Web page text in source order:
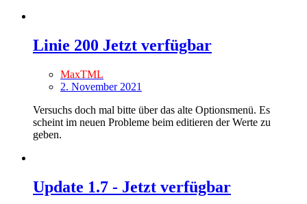
Linie 200 Jetzt verfügbar
MaxTML
2. November 2021
Versuchs doch mal bitte über das alte Optionsmenü. Es
scheint im neuen Probleme beim editieren der Werte zu
geben.
Update 1.7 - Jetzt verfügbar